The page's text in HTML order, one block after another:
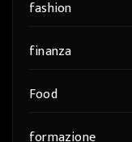
fashion
finanza
Food